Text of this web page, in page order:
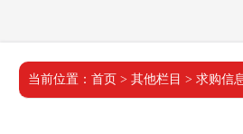
当前位置： 首页 > 其他栏目 > 求购信